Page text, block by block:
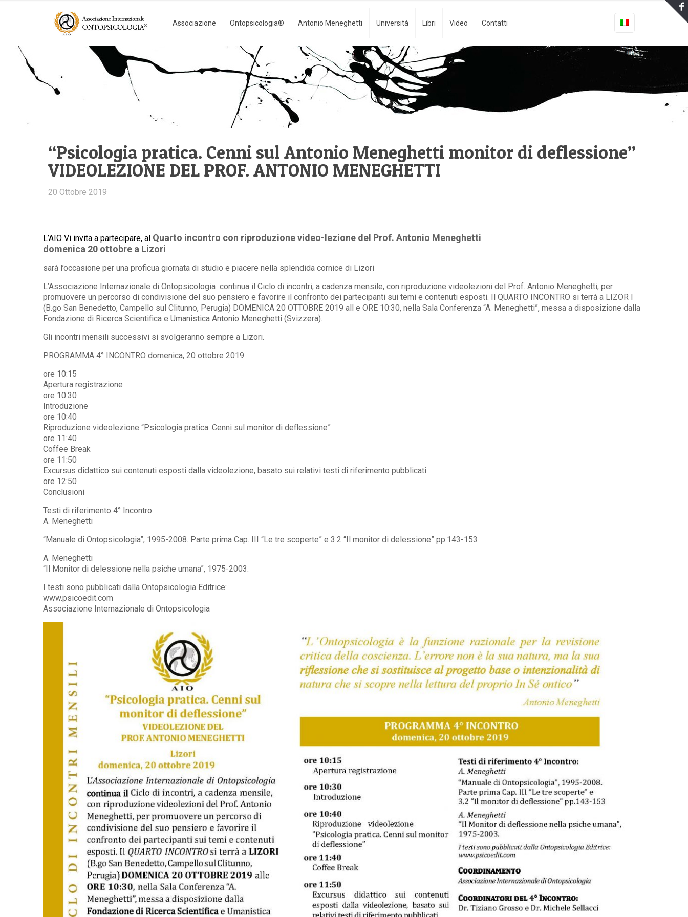
Associazione Ontopsicologia® Antonio Meneghetti Università Libri Video Contatti
“Psicologia pratica. Cenni sul Antonio Meneghetti monitor di deflessione”
VIDEOLEZIONE DEL PROF. ANTONIO MENEGHETTI
20 Ottobre 2019
L’AIO Vi invita a partecipare, al Quarto incontro con riproduzione video-lezione del Prof. Antonio Meneghetti
domenica 20 ottobre a Lizori
sarà l’occasione per una proficua giornata di studio e piacere nella splendida cornice di Lizori
L’Associazione Internazionale di Ontopsicologia continua il Ciclo di incontri, a cadenza mensile, con riproduzione videolezioni del Prof. Antonio Meneghetti, per
promuovere un percorso di condivisione del suo pensiero e favorire il confronto dei partecipanti sui temi e contenuti esposti. Il QUARTO INCONTRO si terrà a LIZOR I
(B.go San Benedetto, Campello sul Clitunno, Perugia) DOMENICA 20 OTTOBRE 2019 all e ORE 10:30, nella Sala Conferenza “A. Meneghetti”, messa a disposizione dalla
Fondazione di Ricerca Scientifica e Umanistica Antonio Meneghetti (Svizzera).
Gli incontri mensili successivi si svolgeranno sempre a Lizori.
PROGRAMMA 4° INCONTRO domenica, 20 ottobre 2019
ore 10:15
Apertura registrazione
ore 10:30
Introduzione
ore 10:40
Riproduzione videolezione “Psicologia pratica. Cenni sul monitor di deflessione”
ore 11:40
Coffee Break
ore 11:50
Excursus didattico sui contenuti esposti dalla videolezione, basato sui relativi testi di riferimento pubblicati
ore 12:50
Conclusioni
Testi di riferimento 4° Incontro:
A. Meneghetti
“Manuale di Ontopsicologia”, 1995-2008. Parte prima Cap. III “Le tre scoperte” e 3.2 “Il monitor di delessione” pp.143-153
A. Meneghetti
“Il Monitor di delessione nella psiche umana”, 1975-2003.
I testi sono pubblicati dalla Ontopsicologia Editrice:
www.psicoedit.com
Associazione Internazionale di Ontopsicologia